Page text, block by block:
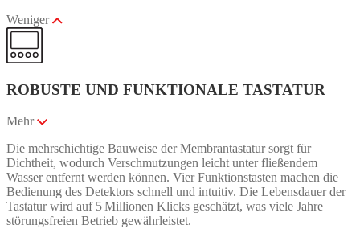
Weniger
ROBUSTE UND FUNKTIONALE TASTATUR
Mehr
Die mehrschichtige Bauweise der Membrantastatur sorgt für
Dichtheit, wodurch Verschmutzungen leicht unter fließendem
Wasser entfernt werden können. Vier Funktionstasten machen die
Bedienung des Detektors schnell und intuitiv. Die Lebensdauer der
Tastatur wird auf 5 Millionen Klicks geschätzt, was viele Jahre
störungsfreien Betrieb gewährleistet.